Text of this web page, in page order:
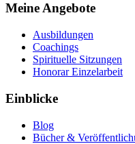
Meine Angebote
Ausbildungen
Coachings
Spirituelle Sitzungen
Honorar Einzelarbeit
Einblicke
Blog
Bücher &